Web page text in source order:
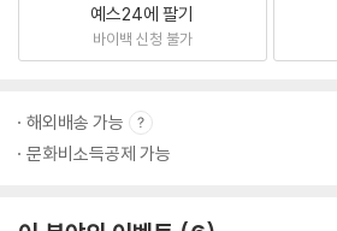
예스24에 팔기
바이백 신청 불가
해외배송 가능
문화비소득공제 가능